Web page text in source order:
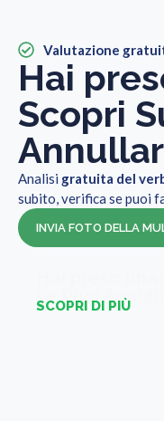
Valutazione
Hai
Scopri
Analisi gratuita del
subito, verifica se puoi
INVIA FOTO DELLA
se Puoi
SCOPRI DI PIÙ